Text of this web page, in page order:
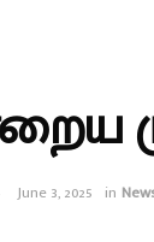
June 3, 2025 in